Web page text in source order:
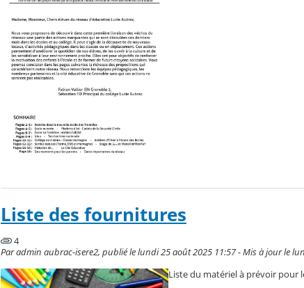
Liste des fournitures
4
Par admin aubrac-isere2, publié le lundi 25 août 2025 11:57 - Mis à jour le
Liste du matériel à prévoir pour